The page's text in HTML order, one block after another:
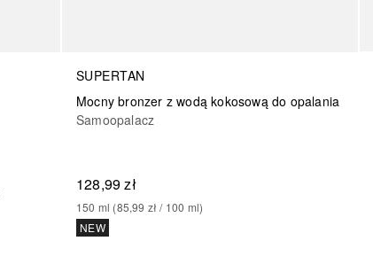
SUPERTAN
Mocny bronzer z wodą kokosową do opalania
Samoopalacz
128,99 zł
150 ml (85,99 zł / 100 ml)
NEW